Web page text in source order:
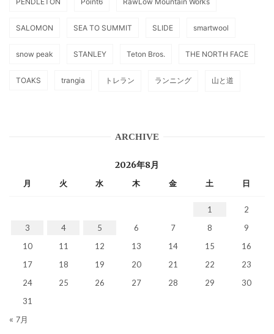
SALOMON SEA TO SUMMIT SLIDE smartwool
snow peak STANLEY Teton Bros. THE NORTH FACE
TOAKS trangia トレラン ランニング 山と道
ARCHIVE
2026年8月
月 火 水 木 金 土 日
1
2
3
4 5 6 7 8
9
10
11 12 13 14 15
16
17
18 19 20 21 22
23
24
25 26 27 28 29
30
31
« 7月